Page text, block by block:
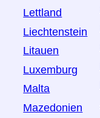
Lettland
Liechtenstein
Litauen
Luxemburg
Malta
Mazedonien